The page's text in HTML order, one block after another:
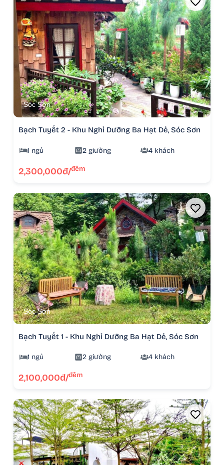
Sóc Sơn
Bạch Tuyết 2 - Khu Nghỉ Dưỡng Ba Hạt Dẻ, Sóc Sơn
1 ngủ 2 giường 4 khách
2,300,000đ/đêm
Sóc Sơn
Bạch Tuyết 1 - Khu Nghỉ Dưỡng Ba Hạt Dẻ, Sóc Sơn
1 ngủ 2 giường 4 khách
2,100,000đ/đêm